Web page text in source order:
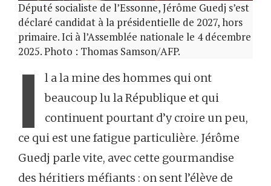
Député socialiste de l’Essonne, Jérôme Guedj s’est
déclaré candidat à la présidentielle de 2027, hors
primaire. Ici à l’Assemblée nationale le 4 décembre
2025. Photo : Thomas Samson/AFP.
I
l a la mine des hommes qui ont
beaucoup lu la République et qui
continuent pourtant d’y croire un peu,
ce qui est une fatigue particulière. Jérôme
Guedj parle vite, avec cette gourmandise
des héritiers méfiants : on sent l’élève de